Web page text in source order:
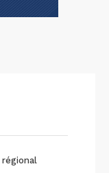
régional